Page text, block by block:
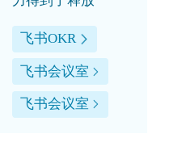
飞书OKR
飞书会议室
飞书会议室